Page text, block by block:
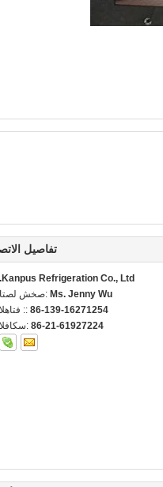
تفاصيل
Kanpus Refrigeration Co., Ltd.
اتصل شخص: Ms. Jenny Wu
الهاتف :: 86-139-16271254
الفاكس: 86-21-61927224